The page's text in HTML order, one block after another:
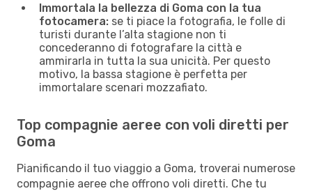
Immortala la bellezza di Goma con la tua
fotocamera: se ti piace la fotografia, le folle di
turisti durante l’alta stagione non ti
concederanno di fotografare la città e
ammirarla in tutta la sua unicità. Per questo
motivo, la bassa stagione è perfetta per
immortalare scenari mozzafiato.
Top compagnie aeree con voli diretti per
Goma
Pianificando il tuo viaggio a Goma, troverai numerose
compagnie aeree che offrono voli diretti. Che tu